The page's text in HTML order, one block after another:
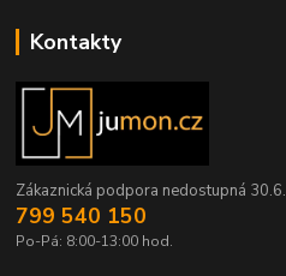
Kontakty
Zákaznická podpora nedostupná 30.6.
799 540 150
Po-Pá: 8:00-13:00 hod.